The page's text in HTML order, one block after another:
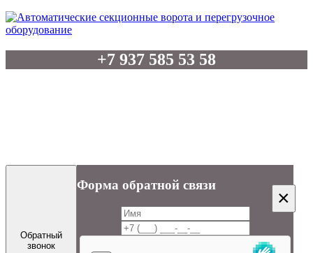
+7 937 585 53 58
Обратный
звонок
Форма обратной связи
×